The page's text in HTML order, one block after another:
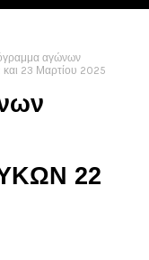
αγώνων
23 Μαρτίου 2025
22